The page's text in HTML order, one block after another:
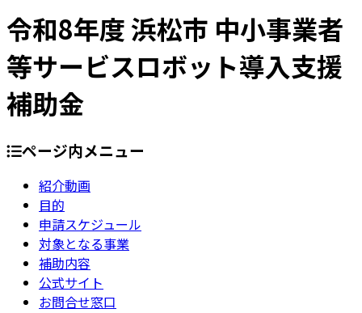
令和8年度 浜松市 中小事業者
等サービスロボット導入支援
補助金
ページ内メニュー
紹介動画
目的
申請スケジュール
対象となる事業
補助内容
公式サイト
お問合せ窓口